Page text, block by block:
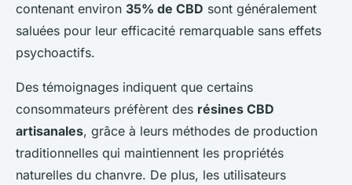
contenant environ 35% de CBD sont généralement
saluées pour leur efficacité remarquable sans effets
psychoactifs.
Des témoignages indiquent que certains
consommateurs préfèrent des résines CBD
artisanales, grâce à leurs méthodes de production
traditionnelles qui maintiennent les propriétés
naturelles du chanvre. De plus, les utilisateurs